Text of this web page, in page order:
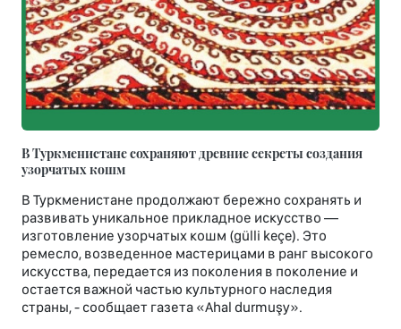
В Туркменистане сохраняют древние секреты создания
узорчатых кошм
В Туркменистане продолжают бережно сохранять и
развивать уникальное прикладное искусство —
изготовление узорчатых кошм (gülli keçe). Это
ремесло, возведенное мастерицами в ранг высокого
искусства, передается из поколения в поколение и
остается важной частью культурного наследия
страны, - сообщает газета «Ahal durmuşy».